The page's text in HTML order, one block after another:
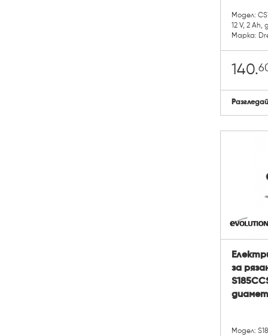
Модел:
12 V, 2 Ah,
Марка:
140.
Разгледай
за
Модел: